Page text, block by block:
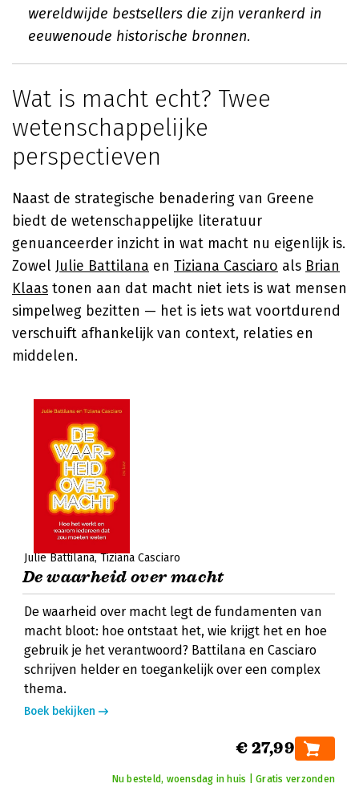
wereldwijde bestsellers die zijn verankerd in
eeuwenoude historische bronnen.
Wat is macht echt? Twee
wetenschappelijke
perspectieven
Naast de strategische benadering van Greene
biedt de wetenschappelijke literatuur
genuanceerder inzicht in wat macht nu eigenlijk is.
Zowel Julie Battilana en Tiziana Casciaro als Brian
Klaas tonen aan dat macht niet iets is wat mensen
simpelweg bezitten — het is iets wat voortdurend
verschuift afhankelijk van context, relaties en
middelen.
Julie Battilana Tiziana Casciaro
De waarheid over macht
De waarheid over macht legt de fundamenten van
macht bloot: hoe ontstaat het, wie krijgt het en hoe
gebruik je het verantwoord? Battilana en Casciaro
schrijven helder en toegankelijk over een complex
thema.
Boek bekijken
€ 27,99
Nu besteld, woensdag in huis | Gratis verzonden